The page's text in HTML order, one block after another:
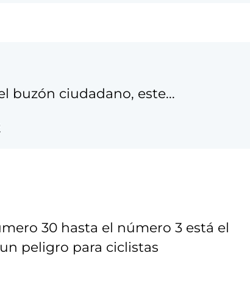
buzón ciudadano, este...
30 hasta el número 3 está el
peligro para ciclistas